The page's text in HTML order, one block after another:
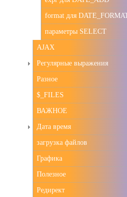
format для
параметры SELECT
AJAX
Регулярные выражения
Разное
$_FILES
ВАЖНОЕ
Дата время
загрузка файлов
Графика
Полезное
Редирект
NOW(),
CURTIME(),
CURDATE(),